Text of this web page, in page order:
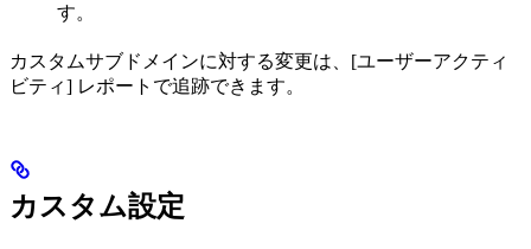
す。
カスタムサブドメインに対する変更は、[ユーザーアクティ
ビティ] レポートで追跡できます。
カスタム設定